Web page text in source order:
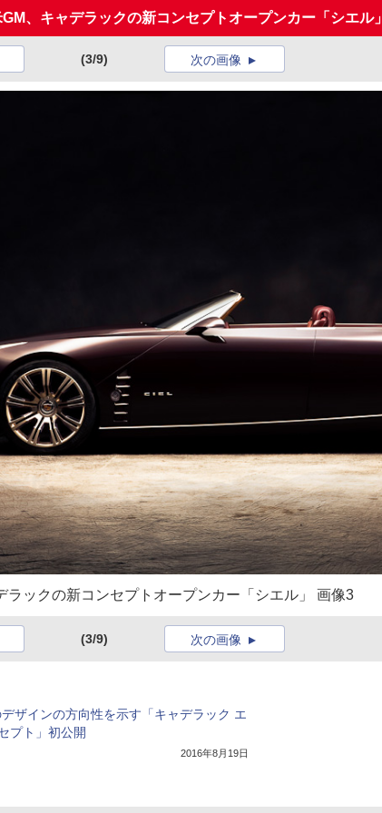
、キャデラックの新コンセプトオープンカー「シエル」
(3/9) 次の画像
ラックの新コンセプトオープンカー「シエル」 画像3
(3/9) 次の画像
ザインの方向性を示す「キャデラック エ
プト」初公開
2016年8月19日